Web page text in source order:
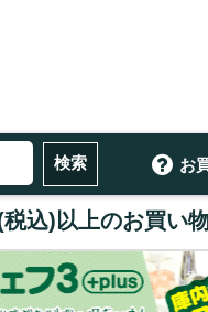
お
込)以上のお買い